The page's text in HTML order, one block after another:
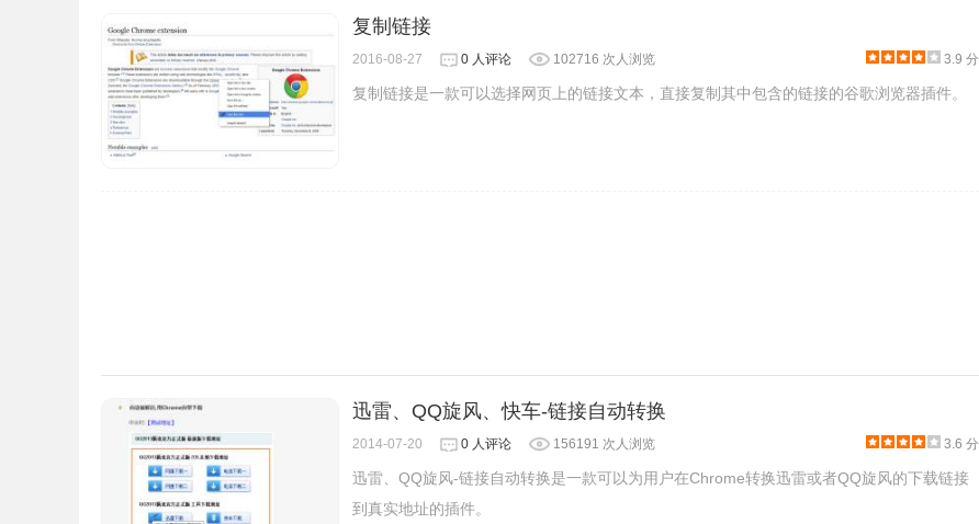
5.发视频到对方桌面/锁屏
可以将相册中珍藏的视频或拍摄的视频直接发送到对方
安卓手机的 桌面/锁屏，超赞的视频分享方式!
复制链接
2016-08-27 0 人评论 102716 次人浏览 3.9 分
复制链接是一款可以选择网页上的链接文本，直接复制其中包含的链接的谷歌浏览器插件。
迅雷、QQ旋风、快车-链接自动转换
2014-07-20 0 人评论 156191 次人浏览 3.6 分
迅雷、QQ旋风-链接自动转换是一款可以为用户在Chrome转换迅雷或者QQ旋风的下载链接
到真实地址的插件。